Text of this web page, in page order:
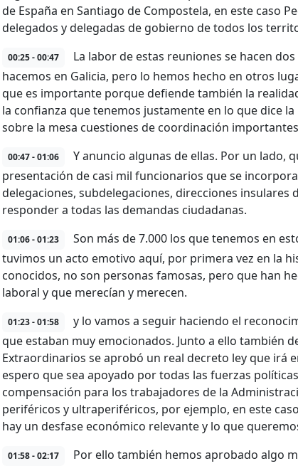
de España en Santiago de Compostela, en este caso
delegados y delegadas de gobierno de todos los
00:25 - 00:47
La labor de estas reuniones se hacen
hacemos en Galicia, pero lo hemos hecho en otros
que es importante porque defiende también la
la confianza que tenemos justamente en lo que dice
sobre la mesa cuestiones de coordinación
00:47 - 01:06
Y anuncio algunas de ellas. Por un lado,
presentación de casi mil funcionarios que se
delegaciones, subdelegaciones, direcciones
responder a todas las demandas ciudadanas.
01:06 - 01:23
Son más de 7.000 los que tenemos en
tuvimos un acto emotivo aquí, por primera vez en la
conocidos, no son personas famosas, pero que han
laboral y que merecían y merecen.
01:23 - 01:58
y lo vamos a seguir haciendo el
que estaban muy emocionados. Junto a ello también
Extraordinarios se aprobó un real decreto ley que irá
espero que sea apoyado por todas las fuerzas
compensación para los trabajadores de la
periféricos y ultraperiféricos, por ejemplo, en este
hay un desfase económico relevante y lo que
01:58 - 02:17
Por ello también hemos aprobado algo